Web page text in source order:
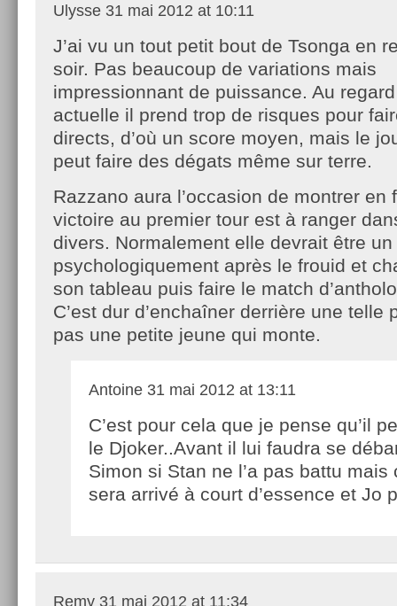
Ulysse 31 mai 2012 at 10:11
J’ai vu un tout petit bout de Tsonga en
soir. Pas beaucoup de variations mais
impressionnant de puissance. Au
actuelle il prend trop de risques pour
directs, d’où un score moyen, mais le
peut faire des dégats même sur terre.
Razzano aura l’occasion de montrer en
victoire au premier tour est à ranger
divers. Normalement elle devrait être
psychologiquement après le frouid et
son tableau puis faire le match
C’est dur d’enchaîner derrière une telle
pas une petite jeune qui monte.
Antoine 31 mai 2012 at 13:11
C’est pour cela que je pense qu’il
le Djoker..Avant il lui faudra se
Simon si Stan ne l’a pas battu
sera arrivé à court d’essence et Jo
Remy 31 mai 2012 at 11:34